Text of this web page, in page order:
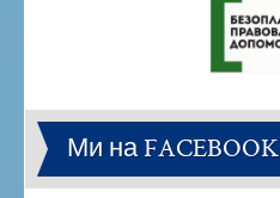
Ми на FACEBOOK